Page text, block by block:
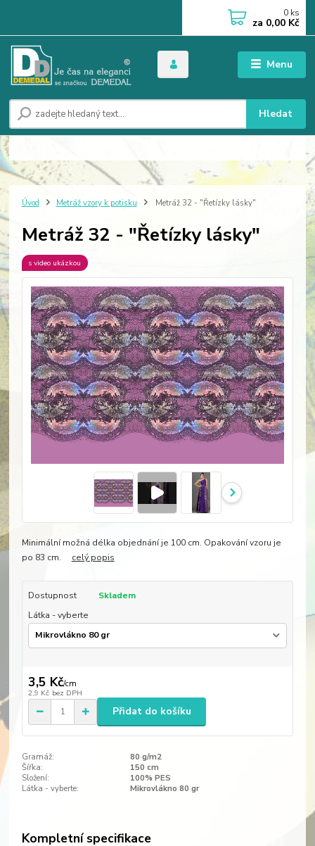
Menu
Hledat
0 ks
za 0,00 Kč
Úvod Metráž vzory k potisku Metráž 32 - "Řetízky lásky"
Metráž 32 - "Řetízky lásky"
s video ukázkou
Minimální možná délka objednání je 100 cm. Opakování vzoru je
po 83 cm. celý popis
Dostupnost
Skladem
Látka - vyberte
3,5 Kč/cm
2,9 Kč bez DPH
Přidat do košíku
Gramáž:
80 g/m2
Šířka:
150 cm
Složení:
100% PES
Látka - vyberte:
Mikrovlákno 80 gr
Kompletní specifikace